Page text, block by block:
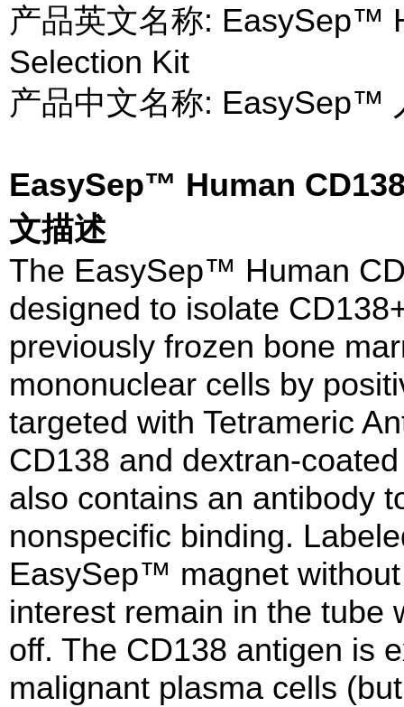
产品英文名称: EasySep™
Selection Kit
产品中文名称: EasySep™
EasySep™ Human
文描述
The EasySep™ Human
designed to isolate
previously frozen bone
mononuclear cells by
targeted with Tetrameric
CD138 and dextran-
also contains an antibody
nonspecific binding.
EasySep™ magnet
interest remain in the tube
off. The CD138 antigen is
malignant plasma cells